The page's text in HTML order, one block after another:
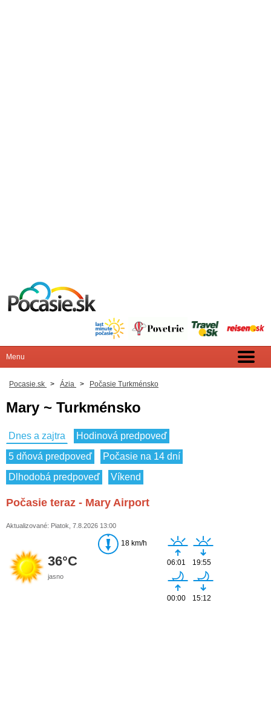
Pocasie.sk > Ázia > Počasie Turkménsko
Mary ~ Turkménsko
Dnes a zajtra
Hodinová predpoveď
5 dňová predpoveď
Počasie na 14 dní
Dlhodobá predpoveď
Víkend
Počasie teraz - Mary Airport
Aktualizované: Piatok, 7.8.2026 13:00
36°C
jasno
18 km/h
06:01 19:55
00:00 15:12